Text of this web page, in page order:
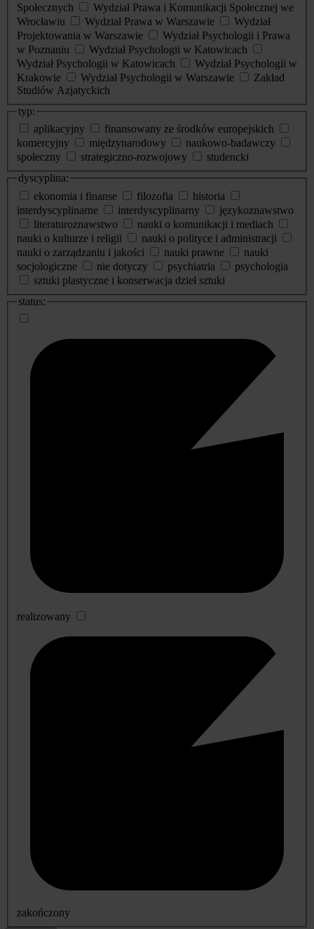
Społecznych
Wydział Prawa i Komunikacji Społecznej we
Wrocławiu
Wydział Prawa w Warszawie
Wydział
Projektowania w Warszawie
Wydział Psychologii i Prawa
w Poznaniu
Wydział Psychologii w Katowicach
Wydział Psychologii w Katowicach
Wydział Psychologii w
Krakowie
Wydział Psychologii w Warszawie
Zakład
Studiów Azjatyckich
typ:
aplikacyjny
finansowany ze środków europejskich
komercyjny
międzynarodowy
naukowo-badawczy
społeczny
strategiczno-rozwojowy
studencki
dyscyplina:
ekonomia i finanse
filozofia
historia
interdyscyplinarne
interdyscyplinarny
językoznawstwo
literaturoznawstwo
nauki o komunikacji i mediach
nauki o kulturze i religii
nauki o polityce i administracji
nauki o zarządzaniu i jakości
nauki prawne
nauki
socjologiczne
nie dotyczy psychiatria
psychologia
sztuki plastyczne i konserwacja dzieł sztuki
status:
realizowany
zakończony